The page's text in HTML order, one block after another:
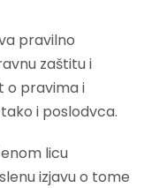
pravilno
zaštitu i
o pravima i
i poslodvca.
licu
izjavu o tome